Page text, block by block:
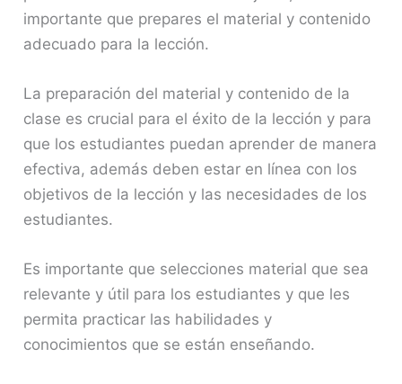
importante que prepares el material y contenido
adecuado para la lección.
La preparación del material y contenido de la
clase es crucial para el éxito de la lección y para
que los estudiantes puedan aprender de manera
efectiva, además deben estar en línea con los
objetivos de la lección y las necesidades de los
estudiantes.
Es importante que selecciones material que sea
relevante y útil para los estudiantes y que les
permita practicar las habilidades y
conocimientos que se están enseñando.